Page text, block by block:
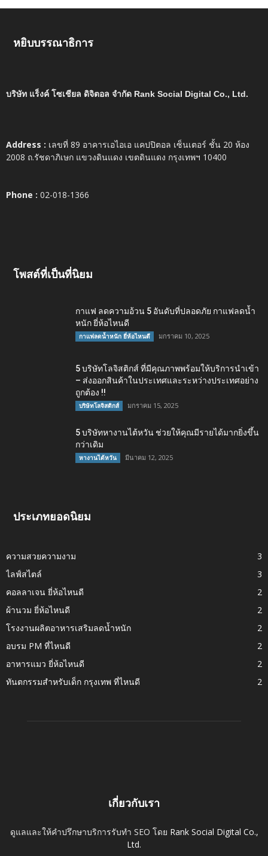
หยิบบรรณาธิการ
บริษัท แร็งค์ โซเชียล ดิจิตอล จำกัด Rank Social Digital Co., Ltd.
Address : เลขที่ 89 อาคารเอไอเอ แคปปิตอล เซ็นเตอร์ ชั้น 20 ห้อง
2008 ถ.รัชดาภิเษก แขวงดินแดง เขตดินแดง กรุงเทพฯ 10400
Phone : 02-018-1366
โพสต์ที่เป็นที่นิยม
กาแฟ ลดความอ้วน 5 อันดับที่ปลอดภัย กาแฟลดน้ำ
หนัก ยี่ห้อไหนดี
กาแฟลดน้ำหนัก ยี่ห้อไหนดี มกราคม 10, 2025
5 บริษัทโลจิสติกส์ ที่มีคุณภาพพร้อมให้บริการนำเข้า
– ส่งออกสินค้าในประเทศและระหว่างประเทศอย่าง
ถูกต้อง !!
บริษัทโลจิสติกส์ มกราคม 15, 2025
5 บริษัทหางานไต้หวัน ช่วยให้คุณมีรายได้มากยิ่งขึ้น
กว่าเดิม
หางานไต้หวัน มีนาคม 12, 2025
ประเภทยอดนิยม
ความสวยความงาม
3
ไลฟ์สไตล์
3
คอลลาเจน ยี่ห้อไหนดี
2
ผ้านวม ยี่ห้อไหนดี
2
โรงงานผลิตอาหารเสริมลดน้ำหนัก
2
อบรม PM ที่ไหนดี
2
อาหารแมว ยี่ห้อไหนดี
2
ทันตกรรมสำหรับเด็ก กรุงเทพ ที่ไหนดี
2
เกี่ยวกับเรา
ดูแลและให้คำปรึกษาบริการรับทำ SEO โดย Rank Social Digital Co.,
Ltd.